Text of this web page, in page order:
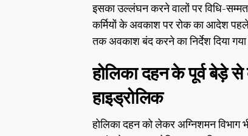
इसका उल्लंघन करने वालों पर विधि-सम्मत
कर्मियों के अवकाश पर रोक का आदेश पहले
तक अवकाश बंद करने का निर्देश दिया
होलिका दहन के पूर्व बेड़े
हाइड्रोलिक
होलिका दहन को लेकर अग्निशमन विभाग